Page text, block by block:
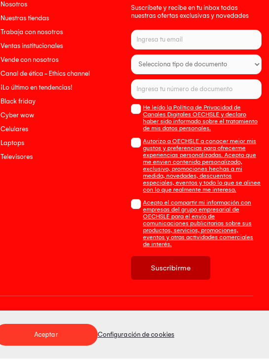
Nosotros
Nuestras tiendas
Trabaja con nosotros
Ventas institucionales
Vende con nosotros
Canal de ética - Ethics channel
¡Lo último en tendencias!
Black friday
Cyber wow
Celulares
Laptops
Televisores
Suscríbete y recibe en tu inbox todas
nuestras ofertas exclusivas y novedades
He leído la Política de Privacidad de
Canales Digitales OECHSLE y declaro
haber sido informado sobre el tratamiento
de mis datos personales.
Autorizo a OECHSLE a conocer mejor mis
gustos y preferencias para ofrecerme
experiencias personalizadas. Acepto que
me envien contenido personalizado,
exclusivo, promociones hechas a mi
medida, novedades, descuentos
especiales, eventos y todo lo que se alinee
con lo que realmente me interesa.
Acepto el compartir mi información con
empresas del grupo empresarial de
OECHSLE para el envío de
comunicaciones publicitarias sobre sus
productos, servicios, promociones,
eventos y otras actividades comerciales
de interés.
Suscribirme
Tienda 100% Segura
Aceptar Configuración de cookies